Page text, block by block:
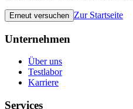
Erneut versuchen Zur Startseite
Unternehmen
Über uns
Testlabor
Karriere
Services